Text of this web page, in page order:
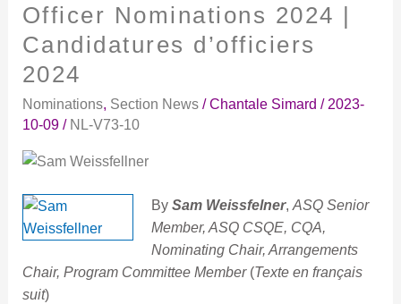
Officer Nominations 2024 |
Candidatures d’officiers
2024
Nominations, Section News/Chantale Simard / 2023-
10-09 / NL-V73-10
By Sam Weissfelner, ASQ Senior
Member, ASQ CSQE, CQA,
Nominating Chair, Arrangements
Chair, Program Committee Member(Texte en français
suit)
Officer
Nominations
2024
|
Candidatures
d’officiers